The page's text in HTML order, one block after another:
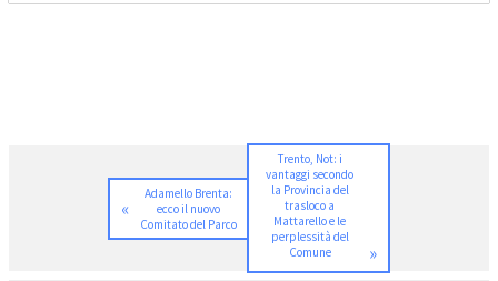
«
Adamello Brenta:
ecco il nuovo
Comitato del Parco
Trento, Not: i
vantaggi secondo
la Provincia del
trasloco a
Mattarello e le
perplessità del
Comune
»